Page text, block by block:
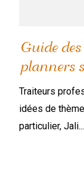
Guide
planners
Traiteurs
idées de
particulier, Jali...